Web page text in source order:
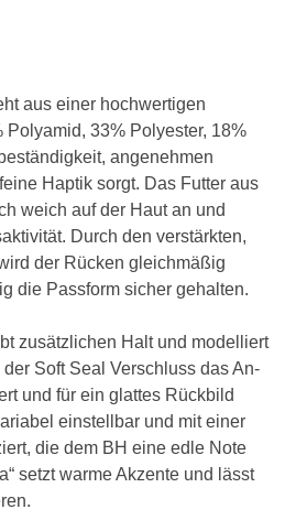
aus einer hochwertigen
Polyamid, 33% Polyester, 18%
angenehmen
Haptik sorgt. Das Futter aus
weich auf der Haut an und
Durch den verstärkten,
der Rücken gleichmäßig
die Passform sicher gehalten.
zusätzlichen Halt und modelliert
Soft Seal Verschluss das An-
und für ein glattes Rückbild
einstellbar und mit einer
die dem BH eine edle Note
setzt warme Akzente und lässt